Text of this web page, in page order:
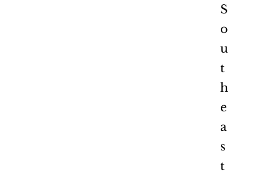
S
o
u
t
h
e
a
s
t